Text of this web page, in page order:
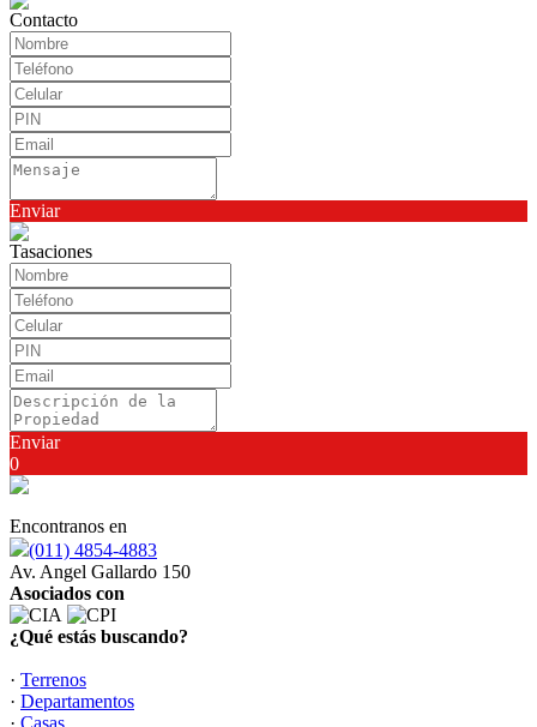
Contacto
Enviar
Tasaciones
Enviar
0
Encontranos en
(011) 4854-4883
Av. Angel Gallardo 150
Asociados con
¿Qué estás buscando?
· Terrenos
· Departamentos
· Casas